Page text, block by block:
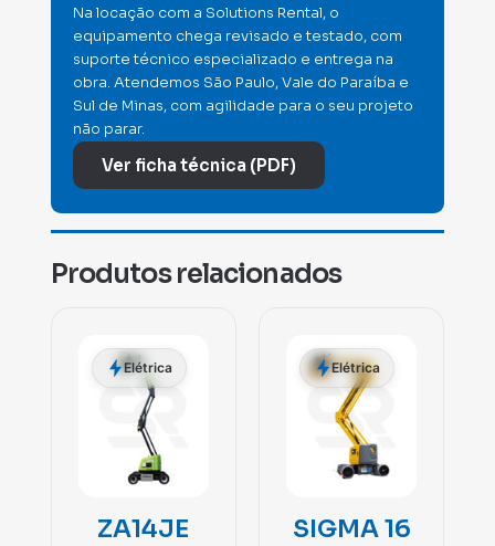
Na locação com a Solutions Rental, o
equipamento chega revisado e testado, com
suporte técnico especializado e entrega na
obra. Atendemos São Paulo, Vale do Paraíba e
Sul de Minas, com agilidade para o seu projeto
não parar.
Ver ficha técnica (PDF)
Produtos relacionados
Elétrica
ZA14JE
Elétrica
SIGMA 16